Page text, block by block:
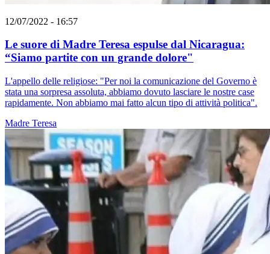
12/07/2022 - 16:57
Le suore di Madre Teresa espulse dal Nicaragua:
“Siamo partite con un grande dolore"
L'appello delle religiose: "Per noi la comunicazione del Governo è
stata una sorpresa assoluta, abbiamo dovuto lasciare le nostre case
rapidamente. Non abbiamo mai fatto alcun tipo di attività politica".
Madre Teresa